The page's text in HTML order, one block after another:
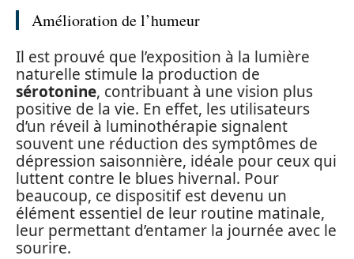
Amélioration de l’humeur
Il est prouvé que l’exposition à la lumière
naturelle stimule la production de
sérotonine, contribuant à une vision plus
positive de la vie. En effet, les utilisateurs
d’un réveil à luminothérapie signalent
souvent une réduction des symptômes de
dépression saisonnière, idéale pour ceux qui
luttent contre le blues hivernal. Pour
beaucoup, ce dispositif est devenu un
élément essentiel de leur routine matinale,
leur permettant d’entamer la journée avec le
sourire.